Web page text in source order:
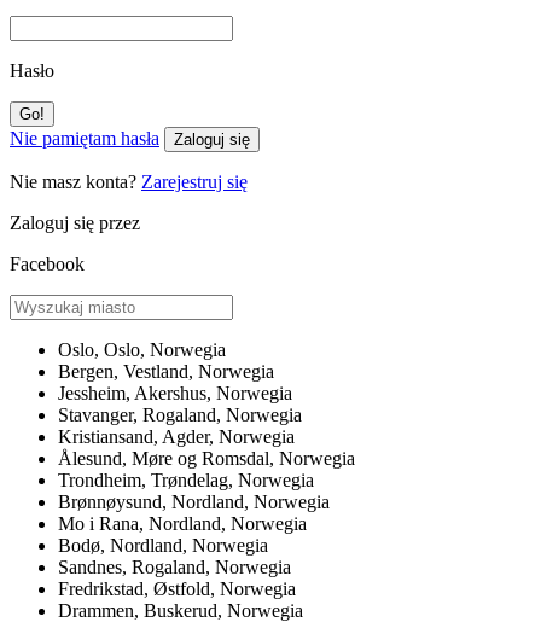
Hasło
Nie pamiętam hasła Zaloguj się
Nie masz konta? Zarejestruj się
Zaloguj się przez
Facebook
Oslo, Oslo, Norwegia
Bergen, Vestland, Norwegia
Jessheim, Akershus, Norwegia
Stavanger, Rogaland, Norwegia
Kristiansand, Agder, Norwegia
Ålesund, Møre og Romsdal, Norwegia
Trondheim, Trøndelag, Norwegia
Brønnøysund, Nordland, Norwegia
Mo i Rana, Nordland, Norwegia
Bodø, Nordland, Norwegia
Sandnes, Rogaland, Norwegia
Fredrikstad, Østfold, Norwegia
Drammen, Buskerud, Norwegia